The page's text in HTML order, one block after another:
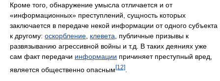
Кроме того, обнаружение умысла отличается и от
«информационных» преступлений, сущность которых
заключается в передаче некой информации от одного субъекта
к другому: оскорбление клевета , публичные призывы к
развязыванию агрессивной войны и т.д. В таких деяниях уже
сам факт передачи информации причиняет преступный вред,
является общественно опасным[12]